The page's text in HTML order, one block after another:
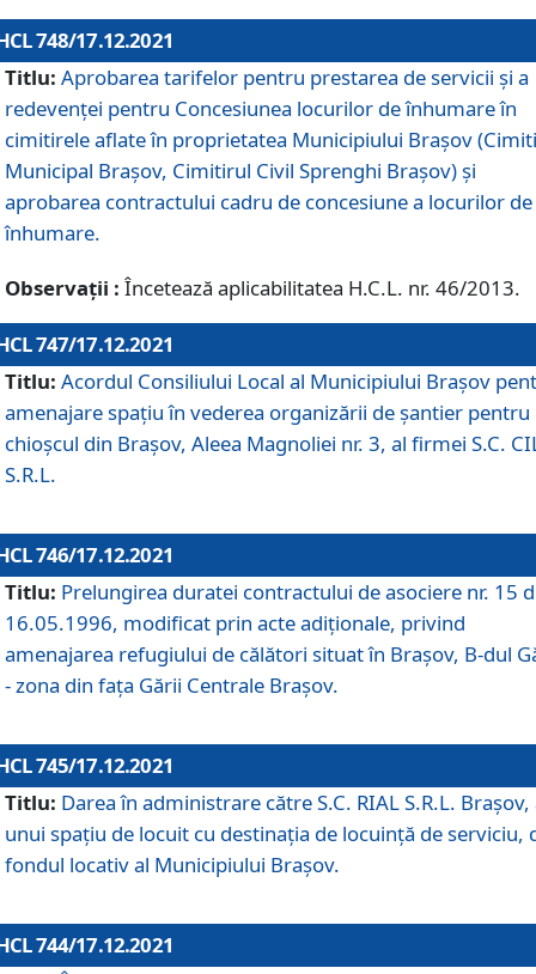
748/17.12.2021
Titlu: Aprobarea tarifelor pentru prestarea de servicii şi a
redevenţei pentru Concesiunea locurilor de înhumare în
cimitirele aflate în proprietatea Municipiului Braşov
Municipal Braşov, Cimitirul Civil Sprenghi Braşov) şi
aprobarea contractului cadru de concesiune a locurilor de
înhumare.
Observații : Încetează aplicabilitatea H.C.L. nr. 46/2013.
747/17.12.2021
Titlu: Acordul Consiliului Local al Municipiului Braşov
amenajare spațiu în vederea organizării de șantier pentru
chioșcul din Brașov, Aleea Magnoliei nr. 3, al firmei S.C.
S.R.L.
746/17.12.2021
Titlu: Prelungirea duratei contractului de asociere nr. 15
16.05.1996, modificat prin acte adiționale, privind
amenajarea refugiului de călători situat în Brașov, B-dul
- zona din faţa Gării Centrale Brașov.
745/17.12.2021
Titlu: Darea în administrare către S.C. RIAL S.R.L. Brașov,
unui spațiu de locuit cu destinația de locuință de serviciu,
fondul locativ al Municipiului Brașov.
744/17.12.2021